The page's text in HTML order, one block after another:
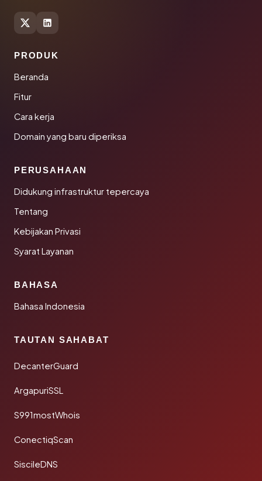
PRODUK
Beranda
Fitur
Cara kerja
Domain yang baru diperiksa
PERUSAHAAN
Didukung infrastruktur tepercaya
Tentang
Kebijakan Privasi
Syarat Layanan
BAHASA
Bahasa Indonesia
TAUTAN SAHABAT
DecanterGuard
ArgapuriSSL
S991mostWhois
ConectiqScan
SiscileDNS